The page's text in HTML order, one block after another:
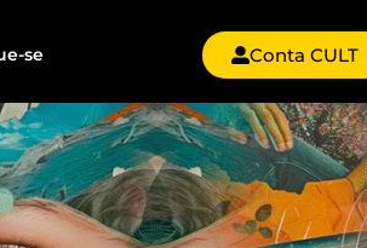
se Conta CULT